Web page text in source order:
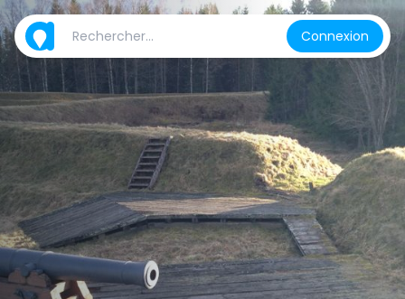
Connexion